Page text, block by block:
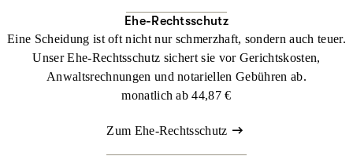
Ehe-Rechtsschutz
Eine Scheidung ist oft nicht nur schmerzhaft, sondern auch teuer.
Unser Ehe-Rechtsschutz sichert sie vor Gerichtskosten,
Anwaltsrechnungen und notariellen Gebühren ab.
monatlich ab 44,87 €
Zum Ehe-Rechtsschutz